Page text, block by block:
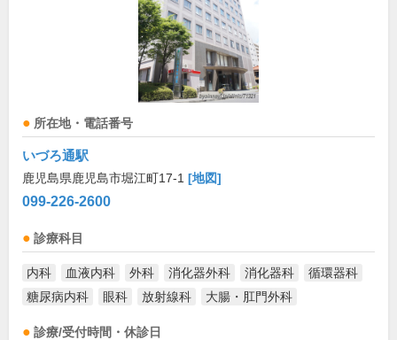
所在地・電話番号
いづろ通駅
鹿児島県鹿児島市堀江町17-1 [地図]
099-226-2600
診療科目
内科 血液内科 外科 消化器外科 消化器科
循環器科
糖尿病内科
眼科 放射線科 大腸・肛門外科
診療/受付時間・休診日